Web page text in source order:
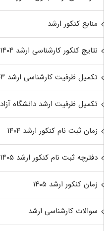
منابع کنکور ارشد
نتایج کنکور کارشناسی ارشد ۱۴۰۴
تکمیل ظرفیت کارشناسی ارشد ۱۴۰۳
تکمیل ظرفیت ارشد دانشگاه آزاد ۱۴۰۳
زمان ثبت نام کنکور ارشد ۱۴۰۴
دفترچه ثبت نام کنکور ارشد ۱۴۰۵
زمان کنکور ارشد ۱۴۰۵
سوالات کارشناسی ارشد